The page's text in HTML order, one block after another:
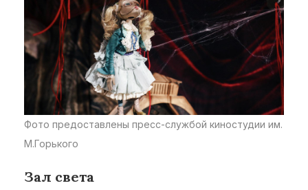
Фото предоставлены пресс-службой киностудии им.
М.Горького
Зал света